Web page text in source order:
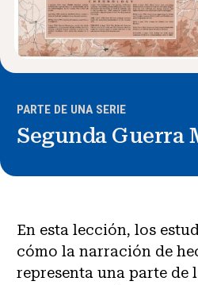
PARTE DE UNA SERIE
Segunda Guerra
En esta lección, los
cómo la narración de
representa una parte de